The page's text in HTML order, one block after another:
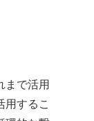
まで活用
用するこ